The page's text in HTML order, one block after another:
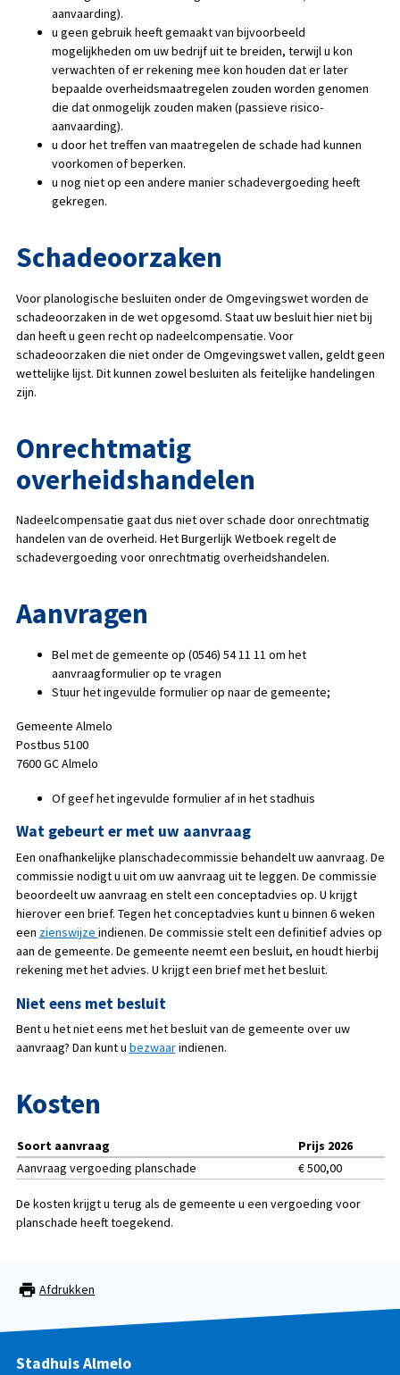
aanvaarding).
u geen gebruik heeft gemaakt van bijvoorbeeld
mogelijkheden om uw bedrijf uit te breiden, terwijl u kon
verwachten of er rekening mee kon houden dat er later
bepaalde overheidsmaatregelen zouden worden genomen
die dat onmogelijk zouden maken (passieve risico-
aanvaarding).
u door het treffen van maatregelen de schade had kunnen
voorkomen of beperken.
u nog niet op een andere manier schadevergoeding heeft
gekregen.
Schadeoorzaken
Voor planologische besluiten onder de Omgevingswet worden de
schadeoorzaken in de wet opgesomd. Staat uw besluit hier niet bij
dan heeft u geen recht op nadeelcompensatie. Voor
schadeoorzaken die niet onder de Omgevingswet vallen, geldt geen
wettelijke lijst. Dit kunnen zowel besluiten als feitelijke handelingen
zijn.
Onrechtmatig
overheidshandelen
Nadeelcompensatie gaat dus niet over schade door onrechtmatig
handelen van de overheid. Het Burgerlijk Wetboek regelt de
schadevergoeding voor onrechtmatig overheidshandelen.
Aanvragen
Bel met de gemeente op (0546) 54 11 11 om het
aanvraagformulier op te vragen
Stuur het ingevulde formulier op naar de gemeente;
Gemeente Almelo
Postbus 5100
7600 GC Almelo
Of geef het ingevulde formulier af in het stadhuis
Wat gebeurt er met uw aanvraag
Een onafhankelijke planschadecommissie behandelt uw aanvraag. De
commissie nodigt u uit om uw aanvraag uit te leggen. De commissie
beoordeelt uw aanvraag en stelt een conceptadvies op. U krijgt
hierover een brief. Tegen het conceptadvies kunt u binnen 6 weken
een zienswijze indienen. De commissie stelt een definitief advies op
aan de gemeente. De gemeente neemt een besluit, en houdt hierbij
rekening met het advies. U krijgt een brief met het besluit.
Niet eens met besluit
Bent u het niet eens met het besluit van de gemeente over uw
aanvraag? Dan kunt u bezwaarindienen.
Kosten
Soort aanvraag
Prijs 2026
Aanvraag vergoeding planschade
€ 500,00
De kosten krijgt u terug als de gemeente u een vergoeding voor
planschade heeft toegekend.
Afdrukken
Stadhuis Almelo